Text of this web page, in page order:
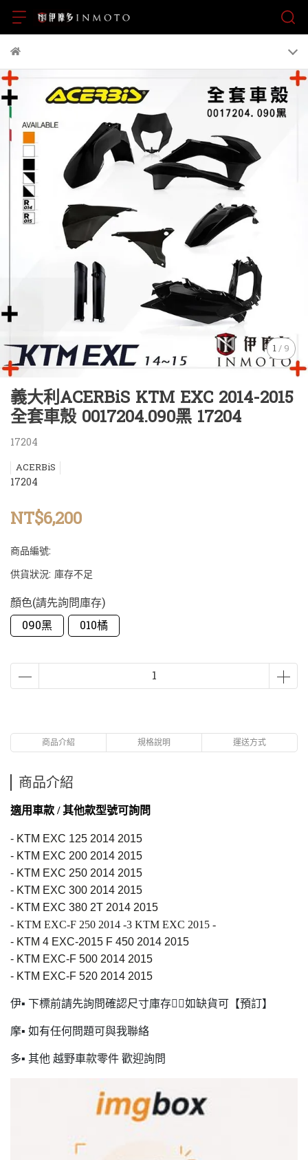
1/9
義大利ACERBiS KTM EXC 2014-2015
全套車殼 0017204.090黑 17204
17204
ACERBiS
17204
NT$6,200
商品編號:
供貨狀況: 庫存不足
顏色(請先詢問庫存)
090黑
010橘
商品介紹 規格說明 運送方式
商品介紹
適用車款 / 其他款型號可詢問
- KTM EXC 125 2014 2015
- KTM EXC 200 2014 2015
- KTM EXC 250 2014 2015
- KTM EXC 300 2014 2015
- KTM EXC 380 2T 2014 2015
- KTM EXC-F 250 2014 -3 KTM EXC 2015 -
- KTM 4 EXC-2015 F 450 2014 2015
- KTM EXC-F 500 2014 2015
- KTM EXC-F 520 2014 2015
伊▪ 下標前請先詢問確認尺寸庫存🙋‍♂️如缺貨可【預訂】
摩▪ 如有任何問題可與我聯絡
多▪ 其他 越野車款零件 歡迎詢問